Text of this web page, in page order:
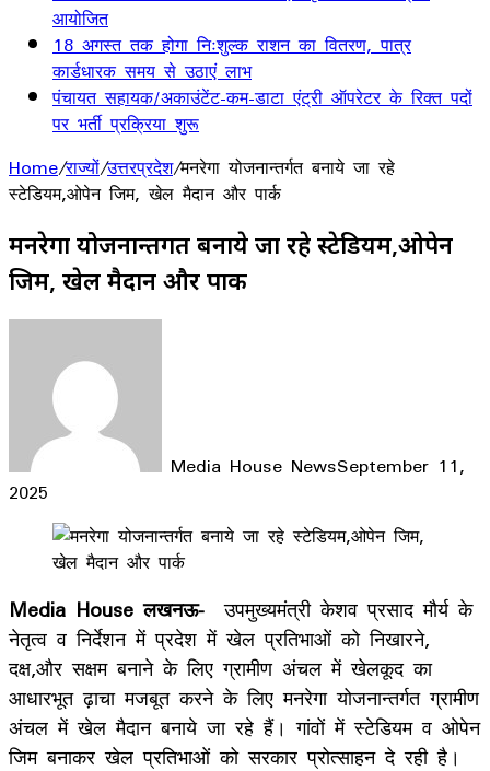
आयोजित
18 अगस्त तक होगा निःशुल्क राशन का वितरण, पात्र
कार्डधारक समय से उठाएं लाभ
पंचायत सहायक/अकाउंटेंट-कम-डाटा एंट्री ऑपरेटर के रिक्त पदों
पर भर्ती प्रक्रिया शुरू
Home/राज्यों/उत्तरप्रदेश/मनरेगा योजनान्तर्गत बनाये जा रहे
स्टेडियम,ओपेन जिम, खेल मैदान और पार्क
मनरेगा योजनान्तर्गत बनाये जा रहे स्टेडियम,ओपेन
जिम, खेल मैदान और पार्क
Media House NewsSeptember 11,
2025
Facebook
LinkedIn
WhatsApp
Telegram
Media House लखनऊ- उपमुख्यमंत्री केशव प्रसाद मौर्य के
नेतृत्व व निर्देशन में प्रदेश में खेल प्रतिभाओं को निखारने,
दक्ष,और सक्षम बनाने के लिए ग्रामीण अंचल में खेलकूद का
आधारभूत ढ़ाचा मजबूत करने के लिए मनरेगा योजनान्तर्गत ग्रामीण
अंचल में खेल मैदान बनाये जा रहे हैं। गांवों में स्टेडियम व ओपेन
जिम बनाकर खेल प्रतिभाओं को सरकार प्रोत्साहन दे रही है।